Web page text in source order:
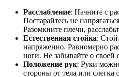
Расслабление: Начните с
Постарайтесь не
Разомкните плечи,
Естественная стойка:
напряженно. Равномерно
ноги. Не забывайте о своей
Положение рук: Руки
стороны от тела или слегка